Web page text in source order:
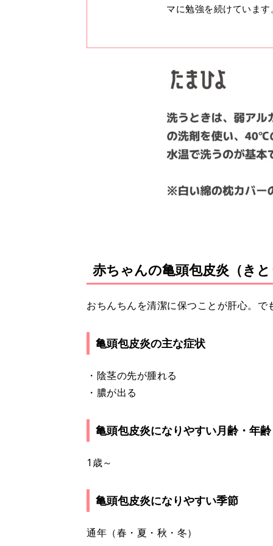
マに勉強を続けています
赤ちゃんの亀頭包皮炎（き
おちんちんを清潔に保つことが肝心。
亀頭包皮炎の主な症状
・陰茎の先が腫れる
・膿が出る
亀頭包皮炎になりやすい月齢・年齢
1歳～
亀頭包皮炎になりやすい季節
通年（春・夏・秋・冬）